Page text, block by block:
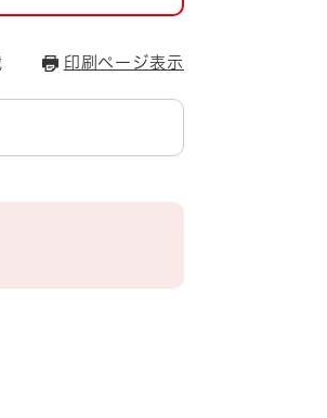
印刷ページ表示